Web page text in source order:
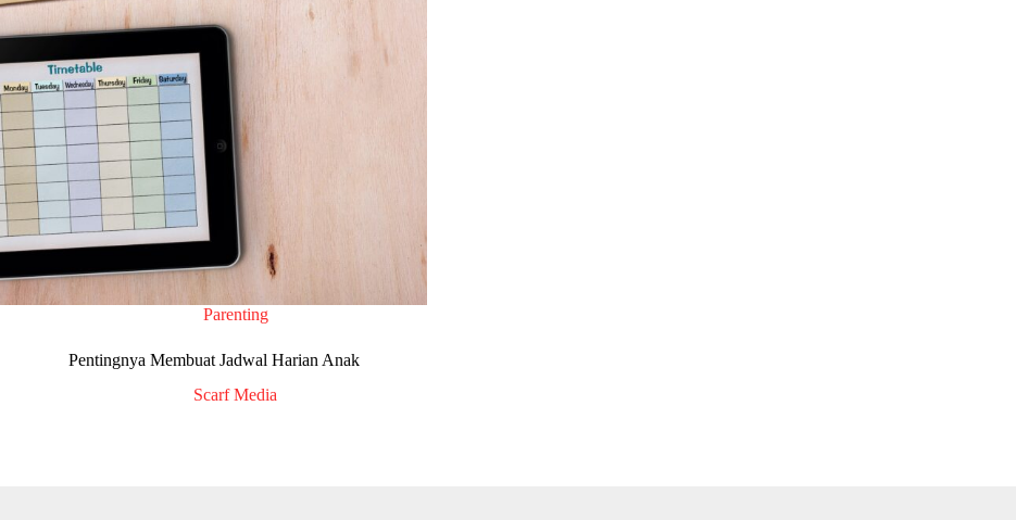
Parenting
Pentingnya Membuat Jadwal Harian Anak
Scarf Media